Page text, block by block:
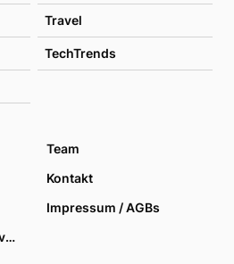
Travel
TechTrends
Team
Kontakt
Impressum / AGBs
Datenschutzoptionen verwalten